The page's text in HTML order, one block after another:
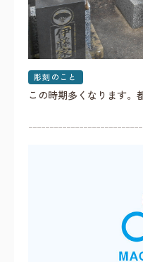
彫刻のこと
この時期多くなります。